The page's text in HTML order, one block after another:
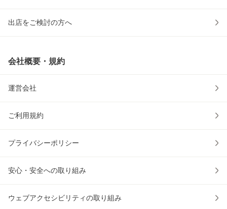
出店をご検討の方へ
会社概要・規約
運営会社
ご利用規約
プライバシーポリシー
安心・安全への取り組み
ウェブアクセシビリティの取り組み